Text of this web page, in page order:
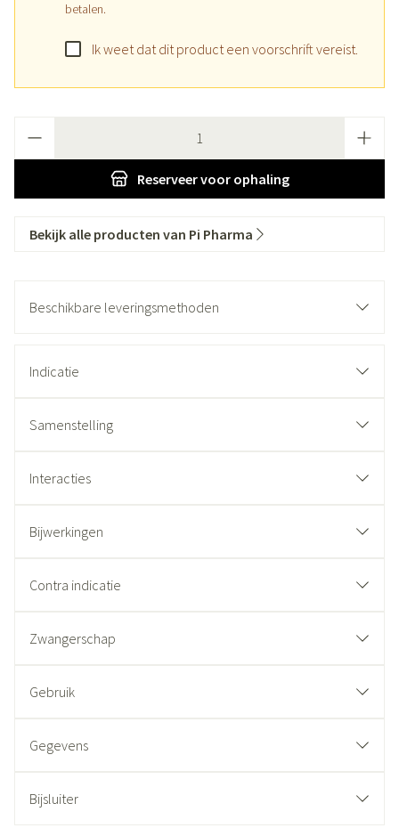
betalen.
Ik weet dat dit product een voorschrift vereist.
Reserveervoor ophaling
Bekijk alle producten van Pi Pharma
Beschikbare leveringsmethoden
Indicatie
Samenstelling
Interacties
Bijwerkingen
Contra indicatie
Zwangerschap
Gebruik
Gegevens
Bijsluiter